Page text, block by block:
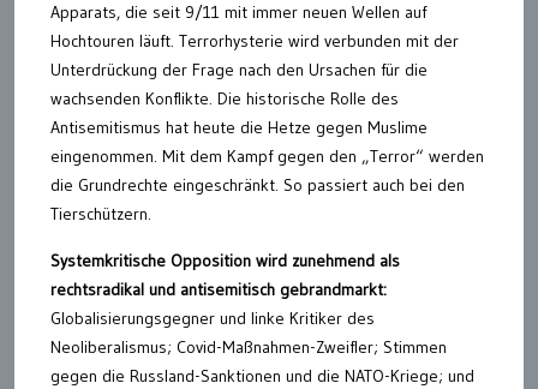
Apparats, die seit 9/11 mit immer neuen Wellen auf
Hochtouren läuft. Terrorhysterie wird verbunden mit der
Unterdrückung der Frage nach den Ursachen für die
wachsenden Konflikte. Die historische Rolle des
Antisemitismus hat heute die Hetze gegen Muslime
eingenommen. Mit dem Kampf gegen den „Terror“ werden
die Grundrechte eingeschränkt. So passiert auch bei den
Tierschützern.
Systemkritische Opposition wird zunehmend als
rechtsradikal und antisemitisch gebrandmarkt:
Globalisierungsgegner und linke Kritiker des
Neoliberalismus; Covid-Maßnahmen-Zweifler; Stimmen
gegen die Russland-Sanktionen und die NATO-Kriege; und